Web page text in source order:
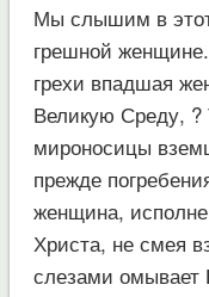
Мы слышим в этот
грешной
грехи впадшая
Великую Среду,
мироносицы
прежде
женщина,
Христа, не смея
слезами омывает